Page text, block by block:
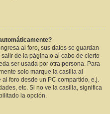
al foro, sus datos se guardan
de la página o al cabo de cierto
ser usada por otra persona. Para
solo marque la casilla al
foro desde un PC compartido, e.j.
etc. Si no ve la casilla, significa
la opción.